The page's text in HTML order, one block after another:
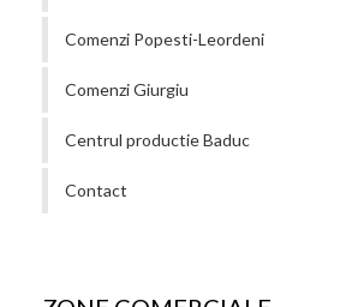
Comenzi Popesti-Leordeni
Comenzi Giurgiu
Centrul productie Baduc
Contact